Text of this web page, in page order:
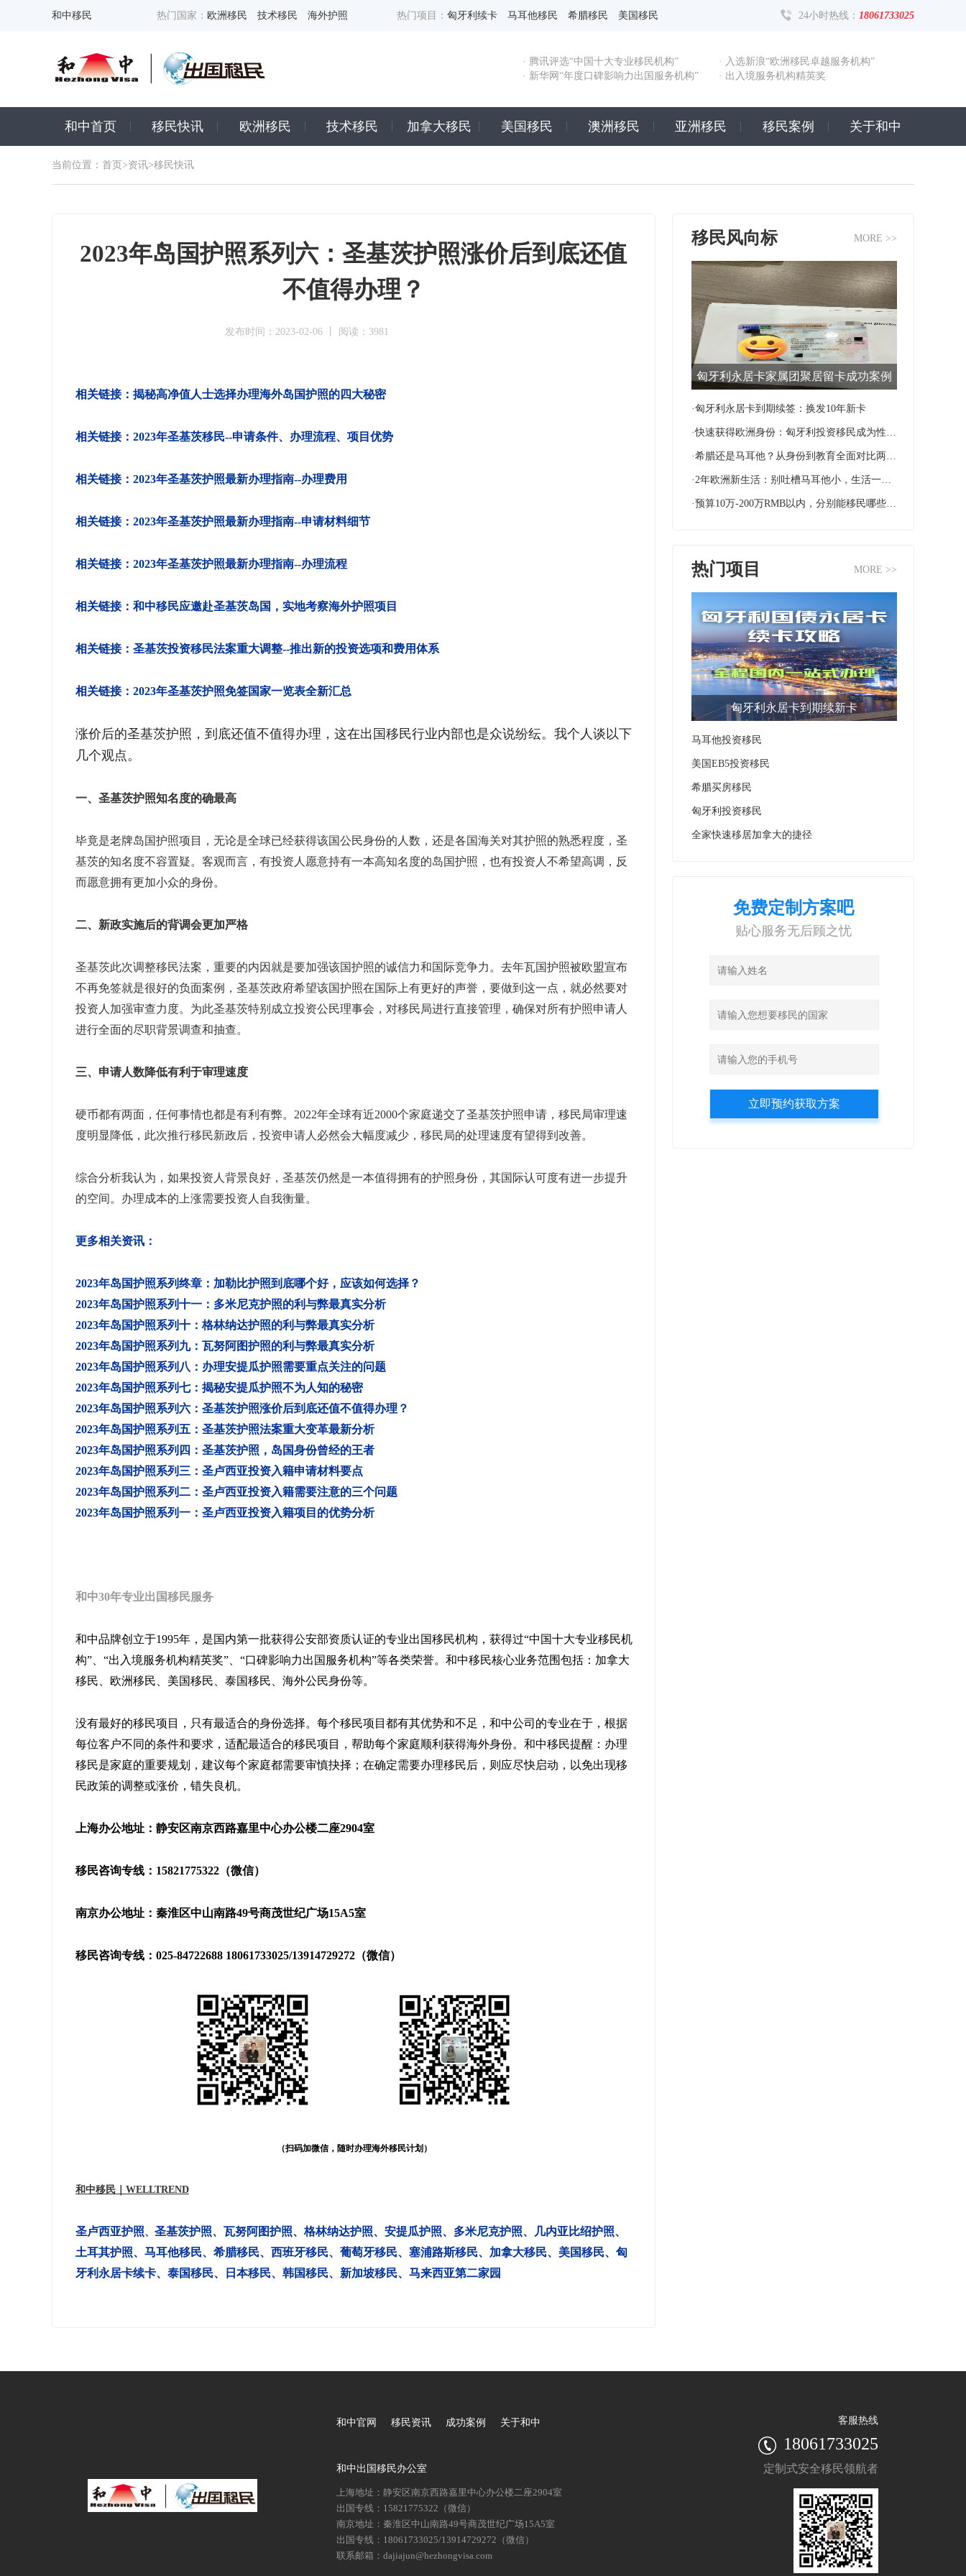
和中移民 热门国家： 欧洲移民 技术移民 海外护照 热门项目： 匈牙利续卡 马耳他移民 希腊移民 美国移民 24小时热线： 18061733025
· 腾讯评选“中国十大专业移民机构”
· 入选新浪“欧洲移民卓越服务机构”
· 新华网“年度口碑影响力出国服务机构”
· 出入境服务机构精英奖
和中首页 移民快讯 欧洲移民 技术移民 加拿大移民 美国移民 澳洲移民 亚洲移民 移民案例 关于和中
当前位置： 首页 >资讯>移民快讯
2023年岛国护照系列六：圣基茨护照涨价后到底还值
不值得办理？
发布时间：2023-02-06 丨 阅读：3981
相关链接：揭秘高净值人士选择办理海外岛国护照的四大秘密
相关链接：2023年圣基茨移民--申请条件、办理流程、项目优势
相关链接：2023年圣基茨护照最新办理指南--办理费用
相关链接：2023年圣基茨护照最新办理指南--申请材料细节
相关链接：2023年圣基茨护照最新办理指南--办理流程
相关链接：和中移民应邀赴圣基茨岛国，实地考察海外护照项目
相关链接：圣基茨投资移民法案重大调整--推出新的投资选项和费用体系
相关链接：2023年圣基茨护照免签国家一览表全新汇总
涨价后的圣基茨护照，到底还值不值得办理，这在出国移民行业内部也是众说纷纭。我个人谈以下
几个观点。
一、圣基茨护照知名度的确最高
毕竟是老牌岛国护照项目，无论是全球已经获得该国公民身份的人数，还是各国海关对其护照的熟悉程度，圣
基茨的知名度不容置疑。客观而言，有投资人愿意持有一本高知名度的岛国护照，也有投资人不希望高调，反
而愿意拥有更加小众的身份。
二、新政实施后的背调会更加严格
圣基茨此次调整移民法案，重要的内因就是要加强该国护照的诚信力和国际竞争力。去年瓦国护照被欧盟宣布
不再免签就是很好的负面案例，圣基茨政府希望该国护照在国际上有更好的声誉，要做到这一点，就必然要对
投资人加强审查力度。为此圣基茨特别成立投资公民理事会，对移民局进行直接管理，确保对所有护照申请人
进行全面的尽职背景调查和抽查。
三、申请人数降低有利于审理速度
硬币都有两面，任何事情也都是有利有弊。2022年全球有近2000个家庭递交了圣基茨护照申请，移民局审理速
度明显降低，此次推行移民新政后，投资申请人必然会大幅度减少，移民局的处理速度有望得到改善。
综合分析我认为，如果投资人背景良好，圣基茨仍然是一本值得拥有的护照身份，其国际认可度有进一步提升
的空间。办理成本的上涨需要投资人自我衡量。
更多相关资讯：
2023年岛国护照系列终章：加勒比护照到底哪个好，应该如何选择？
2023年岛国护照系列十一：多米尼克护照的利与弊最真实分析
2023年岛国护照系列十：格林纳达护照的利与弊最真实分析
2023年岛国护照系列九：瓦努阿图护照的利与弊最真实分析
2023年岛国护照系列八：办理安提瓜护照需要重点关注的问题
2023年岛国护照系列七：揭秘安提瓜护照不为人知的秘密
2023年岛国护照系列六：圣基茨护照涨价后到底还值不值得办理？
2023年岛国护照系列五：圣基茨护照法案重大变革最新分析
2023年岛国护照系列四：圣基茨护照，岛国身份曾经的王者
2023年岛国护照系列三：圣卢西亚投资入籍申请材料要点
2023年岛国护照系列二：圣卢西亚投资入籍需要注意的三个问题
2023年岛国护照系列一：圣卢西亚投资入籍项目的优势分析
和中30年专业出国移民服务
和中品牌创立于1995年，是国内第一批获得公安部资质认证的专业出国移民机构，获得过“中国十大专业移民机
构”、“出入境服务机构精英奖”、“口碑影响力出国服务机构”等各类荣誉。和中移民核心业务范围包括：加拿大
移民、欧洲移民、美国移民、泰国移民、海外公民身份等。
没有最好的移民项目，只有最适合的身份选择。每个移民项目都有其优势和不足，和中公司的专业在于，根据
每位客户不同的条件和要求，适配最适合的移民项目，帮助每个家庭顺利获得海外身份。和中移民提醒：办理
移民是家庭的重要规划，建议每个家庭都需要审慎抉择；在确定需要办理移民后，则应尽快启动，以免出现移
民政策的调整或涨价，错失良机。
上海办公地址：静安区南京西路嘉里中心办公楼二座2904室
移民咨询专线：15821775322（微信）
南京办公地址：秦淮区中山南路49号商茂世纪广场15A5室
移民咨询专线：025-84722688 18061733025/13914729272（微信）
（扫码加微信，随时办理海外移民计划）
和中移民｜WELLTREND
圣卢西亚护照、 圣基茨护照、 瓦努阿图护照、 格林纳达护照、 安提瓜护照、 多米尼克护照、 几内亚比绍护照、
土耳其护照、 马耳他移民、 希腊移民、 西班牙移民、 葡萄牙移民、 塞浦路斯移民、 加拿大移民、 美国移民、 匈
牙利永居卡续卡、 泰国移民、 日本移民、 韩国移民、 新加坡移民、 马来西亚第二家园
移民风向标 MORE >>
匈牙利永居卡家属团聚居留卡成功案例
·匈牙利永居卡到期续签：换发10年新卡
·快速获得欧洲身份：匈牙利投资移民成为性价比首选
·希腊还是马耳他？从身份到教育全面对比两国移民优势
·2年欧洲新生活：别吐槽马耳他小，生活一样很滋润！
·预算10万-200万RMB以内，分别能移民哪些国家？
热门项目 MORE >>
匈牙利永居卡到期续新卡
马耳他投资移民
美国EB5投资移民
希腊买房移民
匈牙利投资移民
全家快速移居加拿大的捷径
免费定制方案吧
贴心服务无后顾之忧
和中官网 移民资讯 成功案例 关于和中
和中出国移民办公室
上海地址：静安区南京西路嘉里中心办公楼二座2904室
出国专线：15821775322（微信）
南京地址：秦淮区中山南路49号商茂世纪广场15A5室
出国专线：18061733025/13914729272（微信）
联系邮箱：dajiajun@hezhongvisa.com
客服热线
18061733025
定制式安全移民领航者